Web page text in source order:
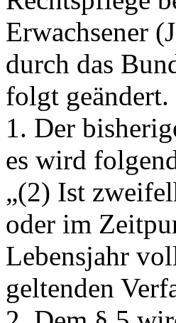
Erwachsener
durch das
folgt geändert.
1. Der
es wird
„(2) Ist
oder im
Lebensjahr
geltenden